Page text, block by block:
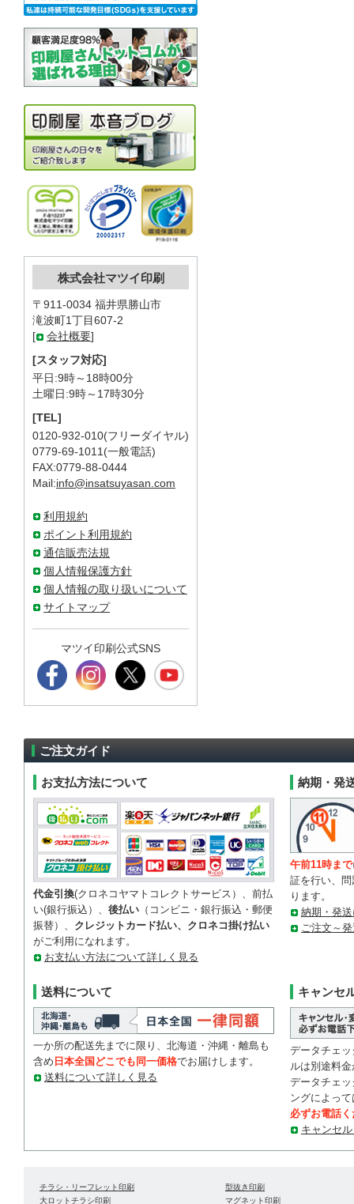
株式会社マツイ印刷
〒911-0034 福井県勝山市
滝波町1丁目607-2
[
会社概要]
[スタッフ対応]
平日:9時～18時00分
土曜日:9時～17時30分
[TEL]
0120-932-010(フリーダイヤル)
0779-69-1011(一般電話)
FAX:0779-88-0444
Mail:info@insatsuyasan.com
利用規約
ポイント利用規約
通信販売法規
個人情報保護方針
個人情報の取り扱いについて
サイトマップ
マツイ印刷公式SNS
ご注文ガイド
お支払方法について
代金引換(クロネコヤマトコレクトサービス）、前払
い(銀行振込）、 後払い （コンビニ・銀行振込・郵便
振替）、 クレジットカード払い、クロネコ掛け払い
がご利用になれます。
お支払い方法について詳しく見る
送料について
一か所の配送先までに限り、北海道・沖縄・離島も
含め 日本全国どこでも同一価格でお届けします。
送料について詳しく見る
納期・発
午前11時まで
証を行い、
ります。
納期・発
ご注文～
キャンセ
データチェ
ルは別途料
データチェ
ングによっ
必ずお電話
キャンセ
チラシ・リーフレット印刷
大ロットチラシ印刷
型抜き印刷
マグネット印刷